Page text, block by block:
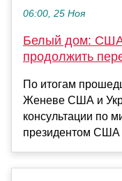
06:00, 25 Ноя
Белый дом: США
продолжить
По итогам
Женеве США и
консультации по
президентом США